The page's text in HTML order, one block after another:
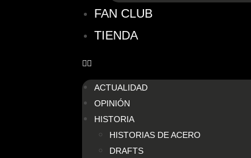
FAN CLUB
TIENDA
ACTUALIDAD
OPINIÓN
HISTORIA
HISTORIAS DE ACERO
DRAFTS